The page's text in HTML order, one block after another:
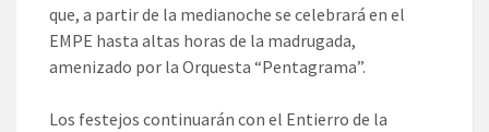
que, a partir de la medianoche se celebrará en el
EMPE hasta altas horas de la madrugada,
amenizado por la Orquesta “Pentagrama”.
Los festejos continuarán con el Entierro de la